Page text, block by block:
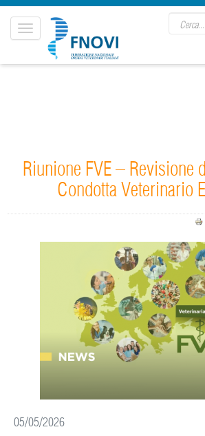
Toggle
navigation
Riunione FVE – Revisione
Condotta Veterinario
05/05/2026